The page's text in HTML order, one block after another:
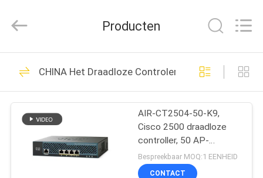
HUIS
PRODUCTEN
VIDEO'S
Ltd..
Optische
zendontvangermodule
538
Producten
CHINA Het Draadloze Controlemechanisme van
AIR-CT2504-50-K9,
Cisco 2500 draadloze
controller, 50 AP-
licenties/4xGE-
poorten/RF-beheer
Bespreekbaar MOQ:1 EENHEID
CONTACT